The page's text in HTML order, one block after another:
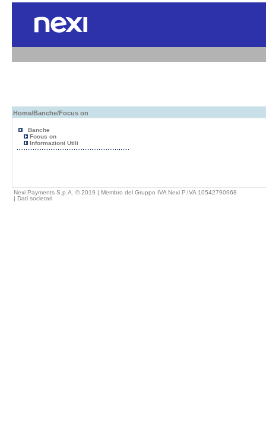
Home/Banche/Focus on
Banche
Focus on
Informazioni Utili
Nexi Payments S.p.A. © 2019 | Membro del Gruppo IVA Nexi P.IVA 10542790968
| Dati societari